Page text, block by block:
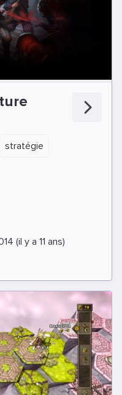
stratégie
(il y a 11 ans)